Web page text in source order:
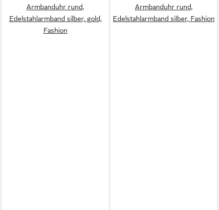
Armbanduhr rund,
Edelstahlarmband silber, gold,
Fashion
Armbanduhr rund,
Edelstahlarmband silber, Fashion